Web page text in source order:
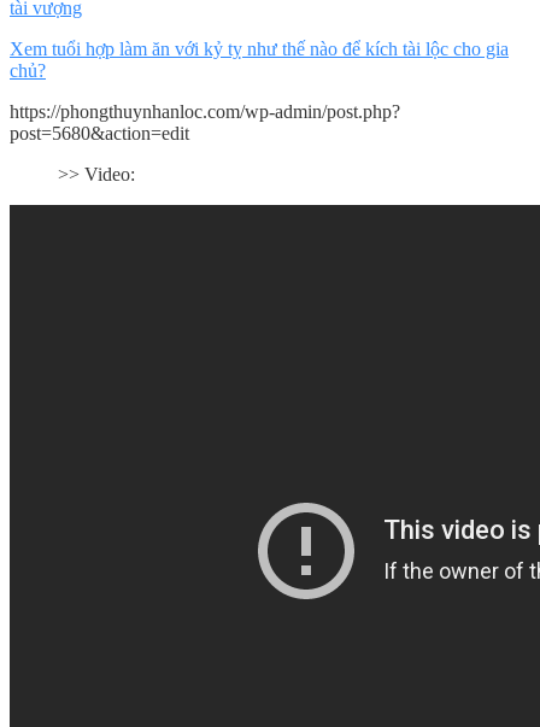
tài vượng
Xem tuổi hợp làm ăn với kỷ tỵ như thế nào để kích tài lộc cho gia
chủ?
https://phongthuynhanloc.com/wp-admin/post.php?
post=5680&action=edit
>> Video: